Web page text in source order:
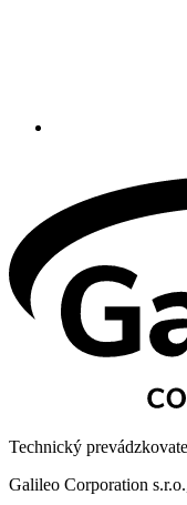
Technický
Galileo Corporation